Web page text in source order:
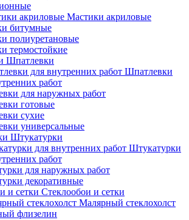
Мастики акриловые
битумные
полиуретановые
термостойкие
Шпатлевки
Шпатлевки
работ
для наружных работ
готовые
сухие
универсальные
Штукатурки
Штукатурки
работ
для наружных работ
декоративные
Стеклообои и сетки
Малярный стеклохолст
флизелин